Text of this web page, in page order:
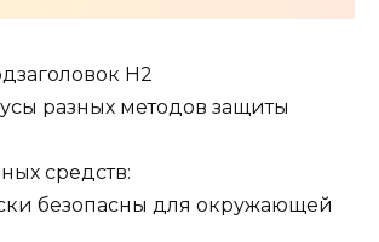
H2
разных методов защиты
средств:
безопасны для окружающей